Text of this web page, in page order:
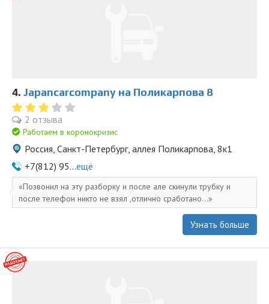
4. Japancarcompany на Поликарпова 8
2 отзыва
Работаем в коронокризис
Россия, Санкт-Петербург, аллея Поликарпова, 8к1
+7(812) 95...ещё
Позвонил на эту разборку и после але скинули трубку и
после телефон никто не взял ,отлично сработано...
Узнать больше